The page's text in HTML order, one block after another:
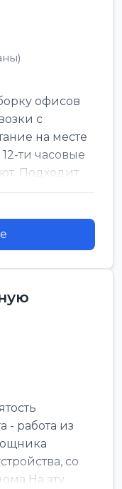
офисов
с
на месте
ти часовые
Подходит
- работа из
со
На эту